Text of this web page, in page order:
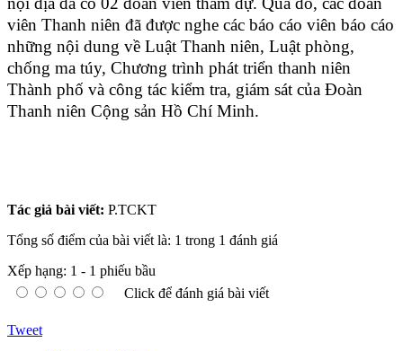
viên Thanh niên đã được nghe các báo cáo viên báo cáo
những nội dung về Luật Thanh niên, Luật phòng,
chống ma túy, Chương trình phát triển thanh niên
Thành phố và công tác kiểm tra, giám sát của Đoàn
Thanh niên Cộng sản Hồ Chí Minh.
Tác giả bài viết: P.TCKT
Tổng số điểm của bài viết là: 1 trong 1 đánh giá
Xếp hạng: 1 - 1 phiếu bầu
Click để đánh giá bài viết
Tweet